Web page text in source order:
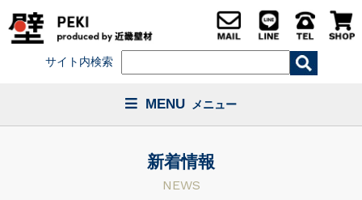
サイト内検索
MENU メニュー
新着情報
NEWS